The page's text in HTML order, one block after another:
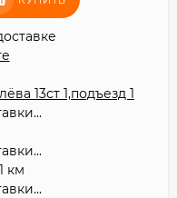
13ст 1,подъезд 1
км